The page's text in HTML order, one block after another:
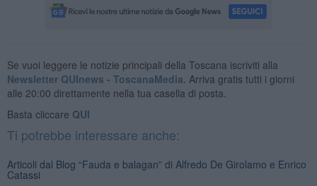
Se vuoi leggere le notizie principali della Toscana iscriviti alla
Newsletter QUInews - ToscanaMedia. Arriva gratis tutti i giorni
alle 20:00 direttamente nella tua casella di posta.
Basta cliccare QUI
Ti potrebbe interessare anche:
Articoli dal Blog “Fauda e balagan” di Alfredo De Girolamo e Enrico
Catassi